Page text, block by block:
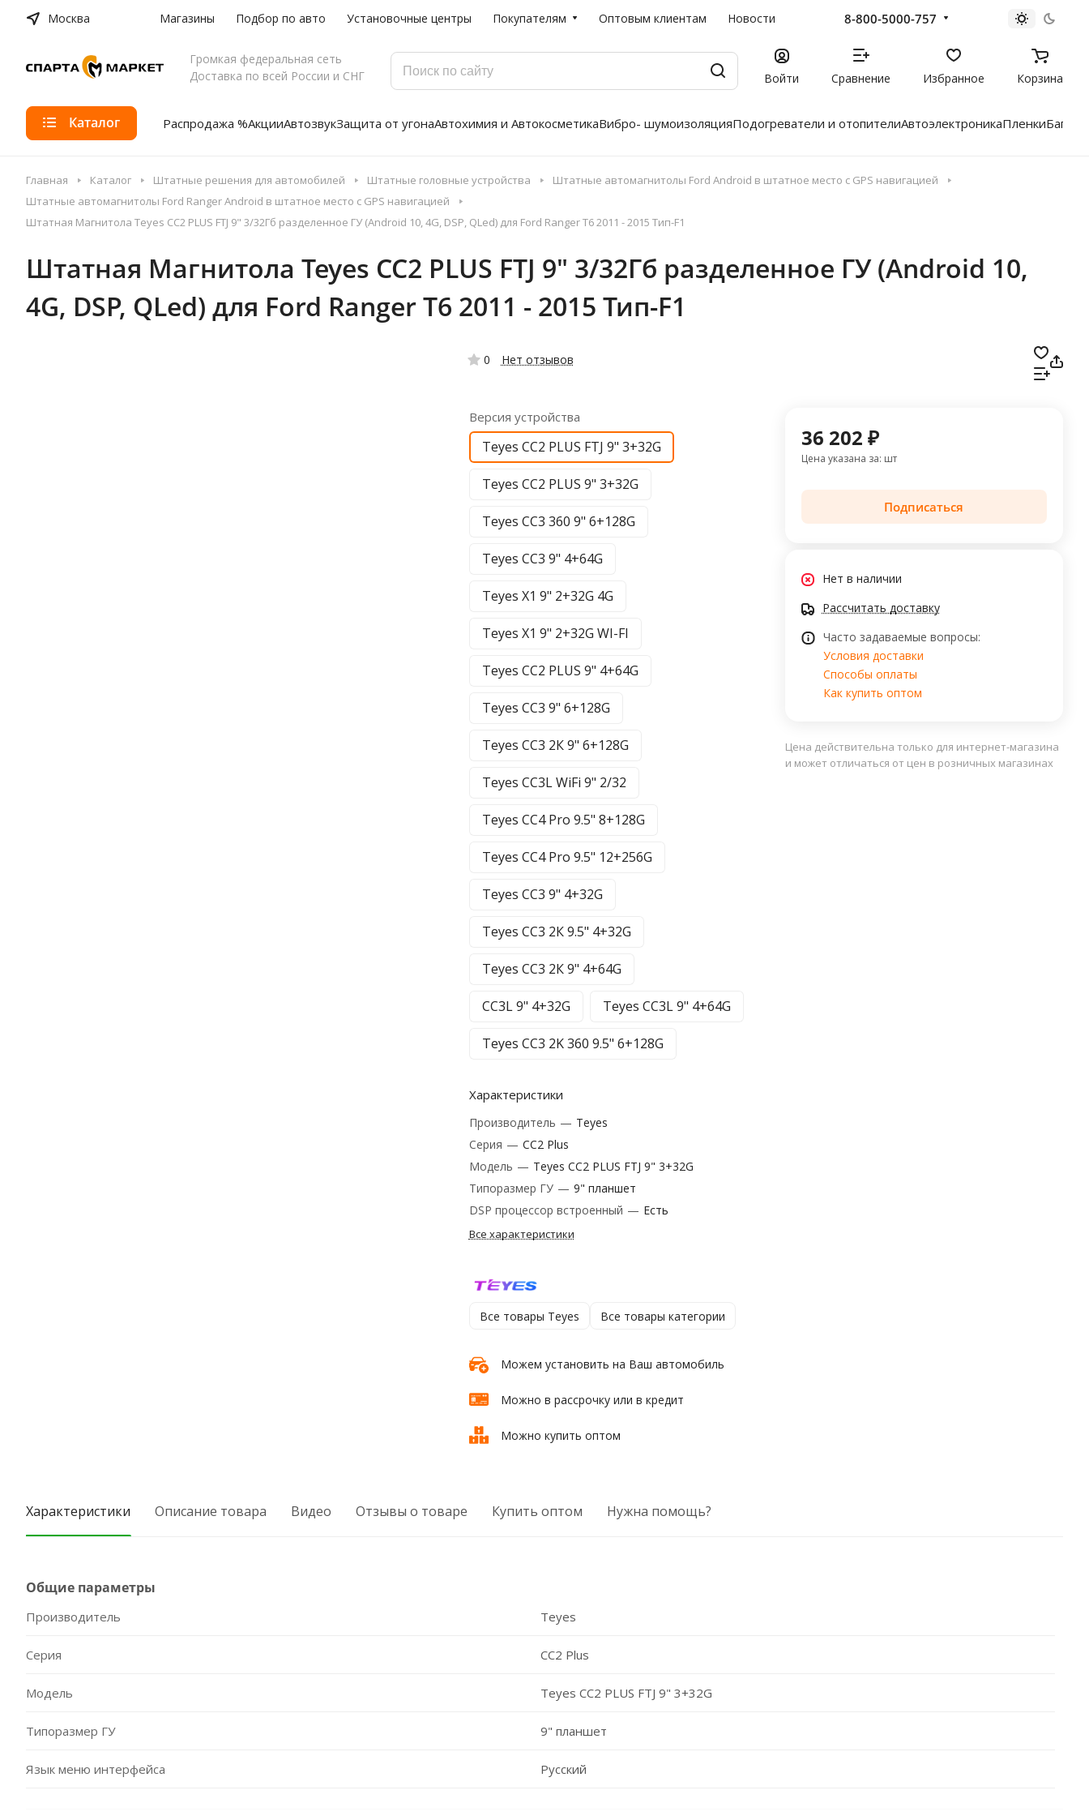
Москва Магазины Подбор по авто Установочные центры Покупателям Оптовым клиентам Новости 8-800-5000-757
Громкая федеральная сеть
Доставка по всей России и СНГ
Войти Сравнение Избранное Корзина
Каталог Распродажа %АкцииАвтозвукЗащита от угонаАвтохимия и АвтокосметикаВибро- шумоизоляцияПодогреватели и отопителиАвтоэлектроникаПленки
Главная Каталог Штатные решения для автомобилей Штатные головные устройства
Штатные автомагнитолы Ford Android в штатное место с GPS навигацией
Штатные автомагнитолы Ford Ranger Android в штатное место с GPS навигацией
Штатная Магнитола Teyes CC2 PLUS FTJ 9" 3/32Гб разделенное ГУ (Android 10, 4G, DSP, QLed) для Ford Ranger T6 2011 - 2015 Тип-F1
Штатная Магнитола Teyes CC2 PLUS FTJ 9" 3/32Гб разделенное ГУ (Android 10,
4G, DSP, QLed) для Ford Ranger T6 2011 - 2015 Тип-F1
0 Нет отзывов
Версия устройства
Teyes CC2 PLUS FTJ 9" 3+32G
Teyes CC2 PLUS 9" 3+32G
Teyes CC3 360 9" 6+128G
Teyes CC3 9" 4+64G
Teyes X1 9" 2+32G 4G
Teyes X1 9" 2+32G WI-FI
Teyes CC2 PLUS 9" 4+64G
Teyes CC3 9" 6+128G
Teyes CC3 2К 9" 6+128G
Teyes CC3L WiFi 9" 2/32
Teyes CC4 Pro 9.5" 8+128G
Teyes CC4 Pro 9.5" 12+256G
Teyes CC3 9" 4+32G
Teyes CC3 2К 9.5" 4+32G
Teyes CC3 2К 9" 4+64G
CC3L 9" 4+32G Teyes CC3L 9" 4+64G
Teyes CC3 2K 360 9.5" 6+128G
Характеристики
Производитель — Teyes
Серия — CC2 Plus
Модель — Teyes CC2 PLUS FTJ 9" 3+32G
Типоразмер ГУ — 9" планшет
DSP процессор встроенный — Есть
Все характеристики
Все товары Teyes Все товары категории
Можем установить на Ваш автомобиль
Можно в рассрочку или в кредит
Можно купить оптом
36 202 ₽
Цена указана за: шт
Подписаться
Нет в наличии
Рассчитать доставку
Часто задаваемые вопросы:
Условия доставки
Способы оплаты
Как купить оптом
Цена действительна только для интернет-магазина
и может отличаться от цен в розничных магазинах
Характеристики Описание товара Видео Отзывы о товаре Купить оптом Нужна помощь?
Общие параметры
Производитель Teyes
Серия CC2 Plus
Модель Teyes CC2 PLUS FTJ 9" 3+32G
Типоразмер ГУ 9" планшет
Язык меню интерфейса Русский